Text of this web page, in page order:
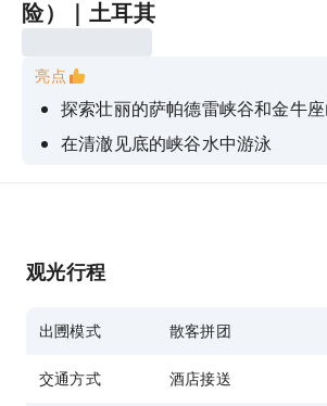
险）｜土耳其
亮点
探索壮丽的萨帕德雷峡谷和金牛
在清澈见底的峡谷水中游泳
刺激的越野之旅，还有水枪大战
观光行程
出圑模式 散客拼团
交通方式 酒店接送